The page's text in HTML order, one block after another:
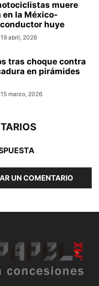
muere
la México-
huye
19 abril, 2026
tras choque contra
en pirámides
15 marzo, 2026
UN COMENTARIO